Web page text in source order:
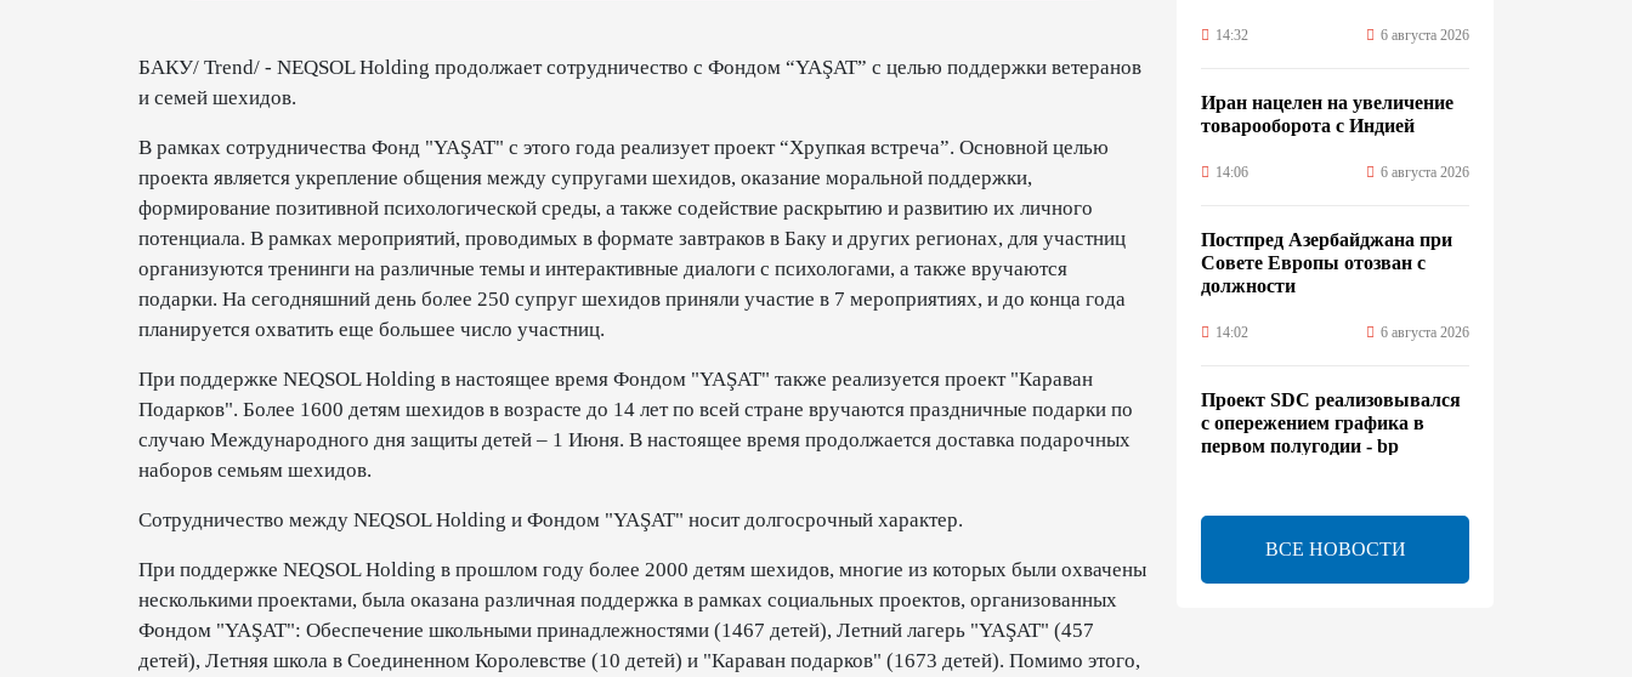
БАКУ/ Trend/ - NEQSOL Holding продолжает сотрудничество с Фондом “YAŞAT” с целью поддержки ветеранов
и семей шехидов.
В рамках сотрудничества Фонд "YAŞAT" с этого года реализует проект “Хрупкая встреча”. Основной целью
проекта является укрепление общения между супругами шехидов, оказание моральной поддержки,
формирование позитивной психологической среды, а также содействие раскрытию и развитию их личного
потенциала. В рамках мероприятий, проводимых в формате завтраков в Баку и других регионах, для участниц
организуются тренинги на различные темы и интерактивные диалоги с психологами, а также вручаются
подарки. На сегодняшний день более 250 супруг шехидов приняли участие в 7 мероприятиях, и до конца года
планируется охватить еще большее число участниц.
При поддержке NEQSOL Holding в настоящее время Фондом "YAŞAT" также реализуется проект "Караван
Подарков". Более 1600 детям шехидов в возрасте до 14 лет по всей стране вручаются праздничные подарки по
случаю Международного дня защиты детей – 1 Июня. В настоящее время продолжается доставка подарочных
наборов семьям шехидов.
Сотрудничество между NEQSOL Holding и Фондом "YAŞAT" носит долгосрочный характер.
При поддержке NEQSOL Holding в прошлом году более 2000 детям шехидов, многие из которых были охвачены
несколькими проектами, была оказана различная поддержка в рамках социальных проектов, организованных
Фондом "YAŞAT": Обеспечение школьными принадлежностями (1467 детей), Летний лагерь "YAŞAT" (457
детей), Летняя школа в Соединенном Королевстве (10 детей) и "Караван подарков" (1673 детей). Помимо этого,
14:32 6 августа 2026
Иран нацелен на увеличение
товарооборота с Индией
14:06 6 августа 2026
Постпред Азербайджана при
Совете Европы отозван с
должности
14:02 6 августа 2026
Проект SDC реализовывался
с опережением графика в
первом полугодии - bp
Расширены полномочия
холдинга AZCON - Указ
ВСЕ НОВОСТИ